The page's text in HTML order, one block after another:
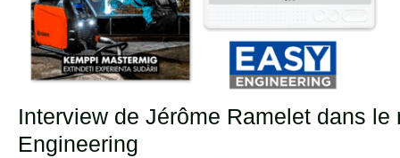
Interview de Jérôme Ramelet dans le
Engineering